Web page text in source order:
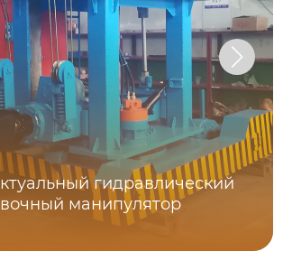
гидравлический
манипулятор